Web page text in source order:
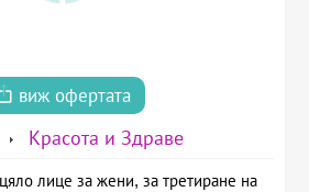
виж офертата
Красота и Здраве
лице за жени, за третиране на